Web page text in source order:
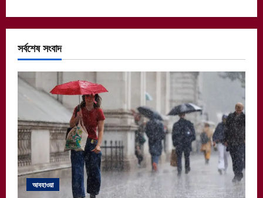
সর্বশেষ সংবাদ
আবহাওয়া